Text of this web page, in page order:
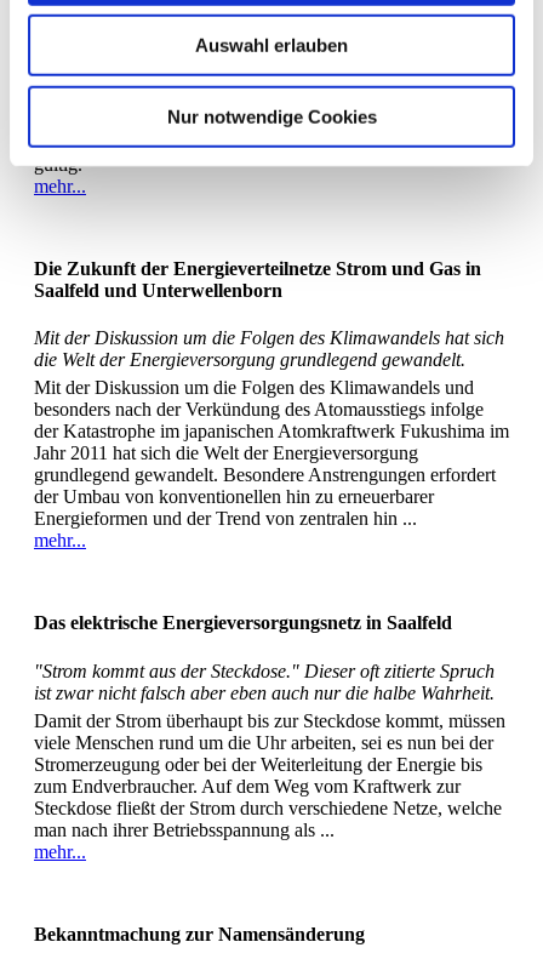
Auswahl erlauben
Nur notwendige Cookies
Im Oktober 2019 hat der BDEW in Abstimmung mit der
Bundesnetzagentur den Musterwortlaut der Technischen
korrigiert. Die Vorgaben im Abschnitt 5.1 (5) wurden
geändert. Die TAB 2019 sind jetzt mit Stand Oktober 2019
gültig.
mehr...
Die Zukunft der Energieverteilnetze Strom und Gas in
Saalfeld und Unterwellenborn
Mit der Diskussion um die Folgen des Klimawandels hat sich
die Welt der Energieversorgung grundlegend gewandelt.
Mit der Diskussion um die Folgen des Klimawandels und
besonders nach der Verkündung des Atomausstiegs infolge
der Katastrophe im japanischen Atomkraftwerk Fukushima im
Jahr 2011 hat sich die Welt der Energieversorgung
grundlegend gewandelt. Besondere Anstrengungen erfordert
der Umbau von konventionellen hin zu erneuerbarer
Energieformen und der Trend von zentralen hin ...
mehr...
Das elektrische Energieversorgungsnetz in Saalfeld
"Strom kommt aus der Steckdose." Dieser oft zitierte Spruch
ist zwar nicht falsch aber eben auch nur die halbe Wahrheit.
Damit der Strom überhaupt bis zur Steckdose kommt, müssen
viele Menschen rund um die Uhr arbeiten, sei es nun bei der
Stromerzeugung oder bei der Weiterleitung der Energie bis
zum Endverbraucher. Auf dem Weg vom Kraftwerk zur
Steckdose fließt der Strom durch verschiedene Netze, welche
man nach ihrer Betriebsspannung als ...
mehr...
Bekanntmachung zur Namensänderung